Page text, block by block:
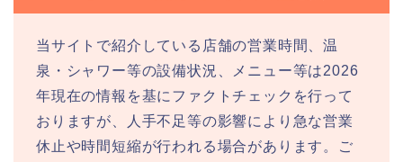
当サイトで紹介している店舗の営業時間、温
泉・シャワー等の設備状況、メニュー等は2026
年現在の情報を基にファクトチェックを行って
おりますが、人手不足等の影響により急な営業
休止や時間短縮が行われる場合があります。ご